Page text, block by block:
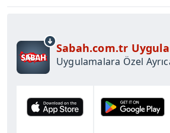
Sabah.com.tr
Uygulamalara Özel